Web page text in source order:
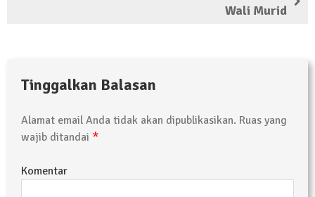
Wali Murid
Tinggalkan Balasan
Alamat email Anda tidak akan dipublikasikan. Ruas yang
wajib ditandai *
Komentar